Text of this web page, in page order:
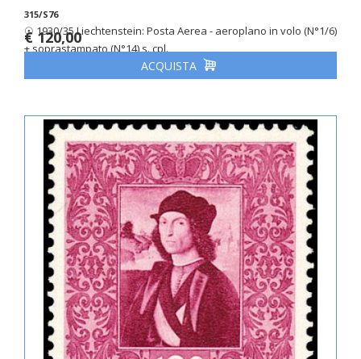
315/S76
☉ 1930/35 Liechtenstein: Posta Aerea - aeroplano in volo (N°1/6)
+ soprastampato (N°14) s. cpl.
€ 120,00
ACQUISTA